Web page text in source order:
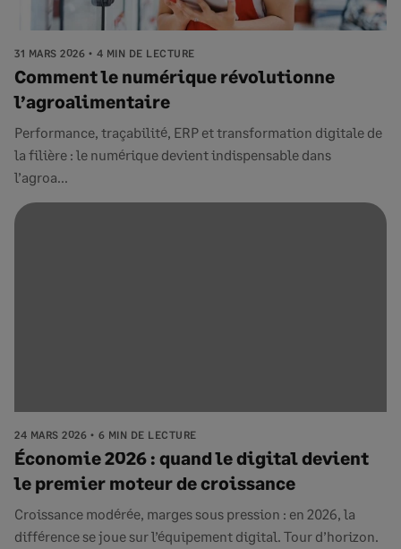
31 MARS 2026 4 MIN DE LECTURE
Comment le numérique révolutionne
l’agroalimentaire
Performance, traçabilité, ERP et transformation digitale de
la filière : le numérique devient indispensable dans
l’agroa...
24 MARS 2026 6 MIN DE LECTURE
Économie 2026 : quand le digital devient
le premier moteur de croissance
Croissance modérée, marges sous pression : en 2026, la
différence se joue sur l’équipement digital. Tour d’horizon.